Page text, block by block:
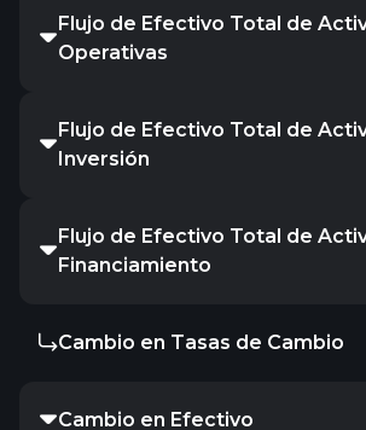
Flujo de Efectivo Total de
Operativas
Flujo de Efectivo Total de
Inversión
Flujo de Efectivo Total de
Financiamiento
Cambio en Tasas de Cambio
Cambio en Efectivo